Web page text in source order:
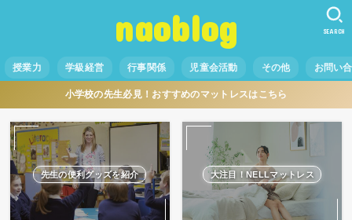
naoblog
授業力 学級経営 行事関係 児童会活動 その他 お問い
SEARCH
小学校の先生必見！おすすめのマットレスはこちら
先生の便利グッズを紹介 大注目！NELLマットレス